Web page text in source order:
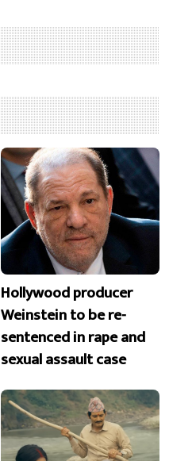
Hollywood producer
Weinstein to be re-
sentenced in rape and
sexual assault case